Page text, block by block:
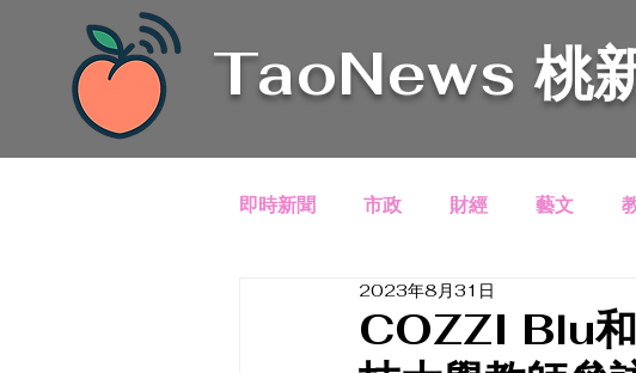
TaoNews 桃
即時新聞 市政 財經 藝文
COZZI Blu和
2023年8月31日